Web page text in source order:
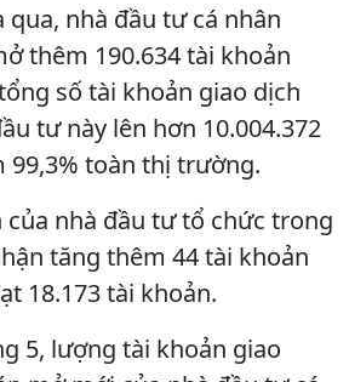
nhà đầu tư cá nhân
thêm 190.634 tài khoản
số tài khoản giao dịch
tư này lên hơn 10.004.372
99,3% toàn thị trường.
của nhà đầu tư tổ chức trong
tăng thêm 44 tài khoản
18.173 tài khoản.
5, lượng tài khoản giao